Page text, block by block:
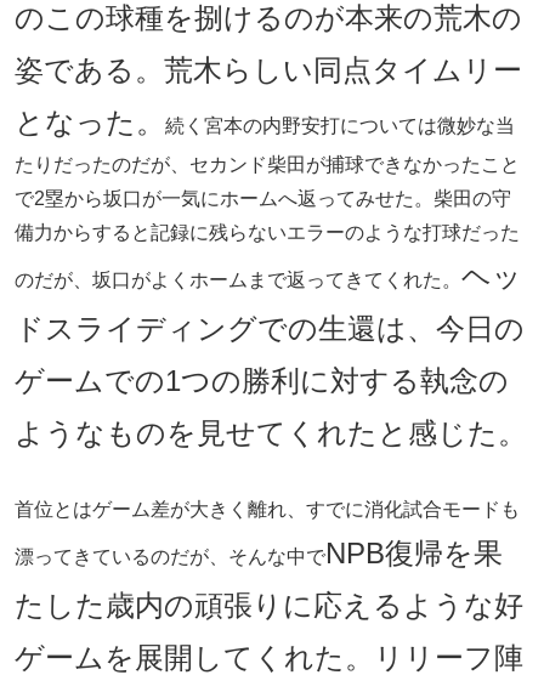
のこの球種を捌けるのが本来の荒木の
姿である。荒木らしい同点タイムリー
となった。
続く宮本の内野安打については微妙な当
たりだったのだが、セカンド柴田が捕球できなかったこと
で2塁から坂口が一気にホームへ返ってみせた。柴田の守
備力からすると記録に残らないエラーのような打球だった
のだが、坂口がよくホームまで返ってきてくれた。 ヘッ
ドスライディングでの生還は、今日の
ゲームでの1つの勝利に対する執念の
ようなものを見せてくれたと感じた。
首位とはゲーム差が大きく離れ、すでに消化試合モードも
漂ってきているのだが、そんな中でNPB復帰を果
たした歳内の頑張りに応えるような好
ゲームを展開してくれた。リリーフ陣